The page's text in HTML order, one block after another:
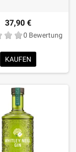
37,90 €
0 Bewertung
KAUFEN